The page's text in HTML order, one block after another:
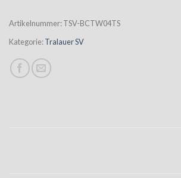
Artikelnummer:TSV-BCTW04TS
Kategorie:Tralauer SV